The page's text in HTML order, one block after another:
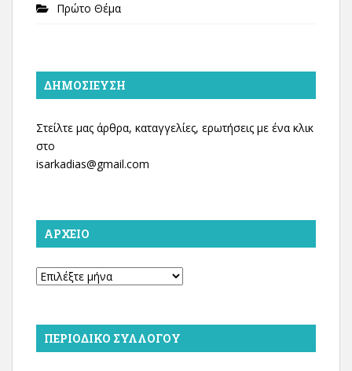
Πρώτο Θέμα
ΔΗΜΟΣΊΕΥΣΗ
Στείλτε μας άρθρα, καταγγελίες, ερωτήσεις με ένα κλικ
στο
isarkadias@gmail.com
ΑΡΧΕΊΟ
Αρχείο
ΠΕΡΙΟΔΙΚΌ ΣΥΛΛΌΓΟΥ